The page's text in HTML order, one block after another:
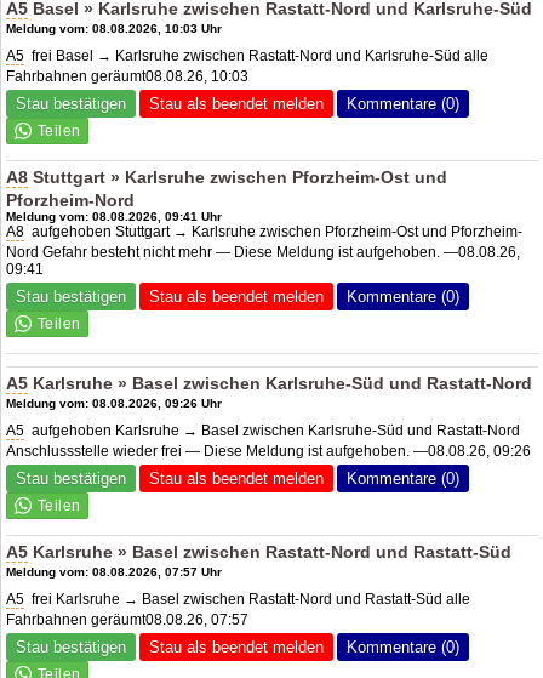
A5 Basel » Karlsruhe zwischen Rastatt-Nord und Karlsruhe-Süd
Meldung vom: 08.08.2026, 10:03 Uhr
A5 frei Basel → Karlsruhe zwischen Rastatt-Nord und Karlsruhe-Süd alle
Fahrbahnen geräumt08.08.26, 10:03
Stau bestätigen Stau als beendet melden Kommentare (0)
A8 Stuttgart » Karlsruhe zwischen Pforzheim-Ost und
Pforzheim-Nord
Meldung vom: 08.08.2026, 09:41 Uhr
A8 aufgehoben Stuttgart → Karlsruhe zwischen Pforzheim-Ost und Pforzheim-
Nord Gefahr besteht nicht mehr — Diese Meldung ist aufgehoben. —08.08.26,
09:41
Stau bestätigen Stau als beendet melden Kommentare (0)
A5 Karlsruhe » Basel zwischen Karlsruhe-Süd und Rastatt-Nord
Meldung vom: 08.08.2026, 09:26 Uhr
A5 aufgehoben Karlsruhe → Basel zwischen Karlsruhe-Süd und Rastatt-Nord
Anschlussstelle wieder frei — Diese Meldung ist aufgehoben. —08.08.26, 09:26
Stau bestätigen Stau als beendet melden Kommentare (0)
A5 Karlsruhe » Basel zwischen Rastatt-Nord und Rastatt-Süd
Meldung vom: 08.08.2026, 07:57 Uhr
A5 frei Karlsruhe → Basel zwischen Rastatt-Nord und Rastatt-Süd alle
Fahrbahnen geräumt08.08.26, 07:57
Stau bestätigen Stau als beendet melden Kommentare (0)